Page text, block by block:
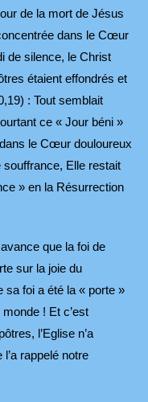
de la mort de Jésus
dans le Cœur
de silence, le Christ
étaient effondrés et
: Tout semblait
ce « Jour béni »
le Cœur douloureux
souffrance, Elle restait
» en la Résurrection
que la foi de
sur la joie du
foi a été la « porte »
! Et c’est
l’Eglise n’a
rappelé notre